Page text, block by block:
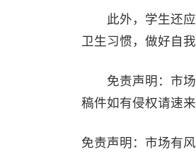
此外，学生还应
卫生习惯，做好自
免责声明：市场
稿件如有侵权请速来
免责声明：市场有